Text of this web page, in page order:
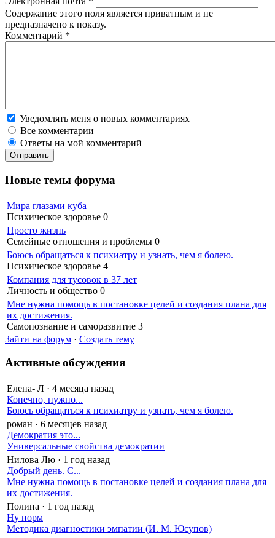
Содержание этого поля является приватным и не
предназначено к показу.
Комментарий *
Уведомлять меня о новых комментариях
Все комментарии
Ответы на мой комментарий
Новые темы форума
Мира глазами куба
Психическое здоровье 0
Просто жизнь
Семейные отношения и проблемы 0
Боюсь обращаться к психиатру и узнать, чем я болею.
Психическое здоровье 4
Компания для тусовок в 37 лет
Личность и общество 0
Мне нужна помощь в постановке целей и создания плана для
их достижения.
Самопознание и саморазвитие 3
Зайти на форум · Создать тему
Активные обсуждения
Елена- Л · 4 месяца назад
Конечно, нужно...
Боюсь обращаться к психиатру и узнать, чем я болею.
роман · 6 месяцев назад
Демократия это...
Универсальные свойства демократии
Нилова Лю · 1 год назад
Добрый день. С...
Мне нужна помощь в постановке целей и создания плана для
их достижения.
Полина · 1 год назад
Ну норм
Методика диагностики эмпатии (И. М. Юсупов)